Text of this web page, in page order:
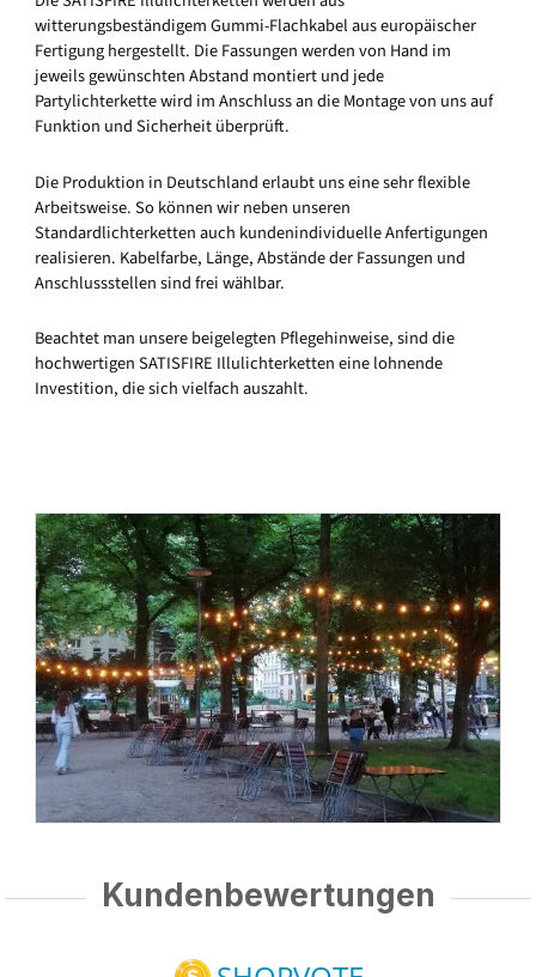
witterungsbeständigem Gummi-Flachkabel aus europäischer
Fertigung hergestellt. Die Fassungen werden von Hand im
jeweils gewünschten Abstand montiert und jede
Partylichterkette wird im Anschluss an die Montage von uns auf
Funktion und Sicherheit überprüft.
Die Produktion in Deutschland erlaubt uns eine sehr flexible
Arbeitsweise. So können wir neben unseren
Standardlichterketten auch kundenindividuelle Anfertigungen
realisieren. Kabelfarbe, Länge, Abstände der Fassungen und
Anschlussstellen sind frei wählbar.
Beachtet man unsere beigelegten Pflegehinweise, sind die
hochwertigen SATISFIRE Illulichterketten eine lohnende
Investition, die sich vielfach auszahlt.
Kundenbewertungen